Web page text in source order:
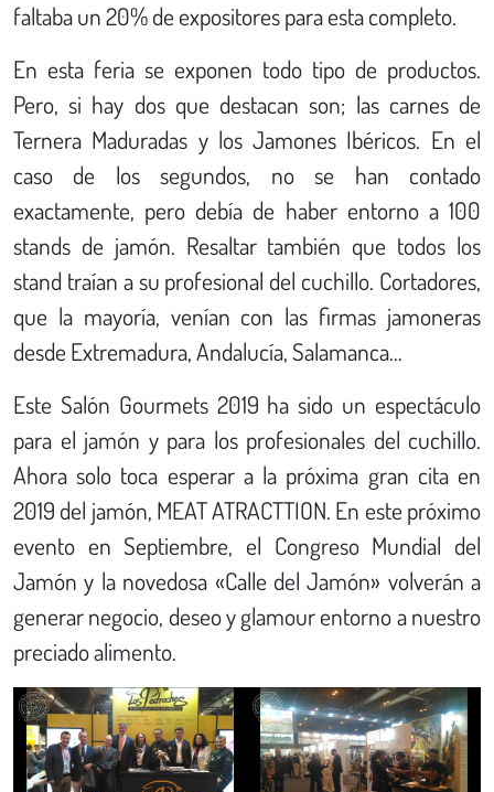
faltaba un 20% de expositores para esta completo.
En esta feria se exponen todo tipo de productos.
Pero, si hay dos que destacan son; las carnes de
Ternera Maduradas y los Jamones Ibéricos. En el
caso de los segundos, no se han contado
exactamente, pero debía de haber entorno a 100
stands de jamón. Resaltar también que todos los
stand traían a su profesional del cuchillo. Cortadores,
que la mayoría, venían con las firmas jamoneras
desde Extremadura, Andalucía, Salamanca…
Este Salón Gourmets 2019 ha sido un espectáculo
para el jamón y para los profesionales del cuchillo.
Ahora solo toca esperar a la próxima gran cita en
2019 del jamón, MEAT ATRACTTION. En este próximo
evento en Septiembre, el Congreso Mundial del
Jamón y la novedosa «Calle del Jamón» volverán a
generar negocio, deseo y glamour entorno a nuestro
preciado alimento.